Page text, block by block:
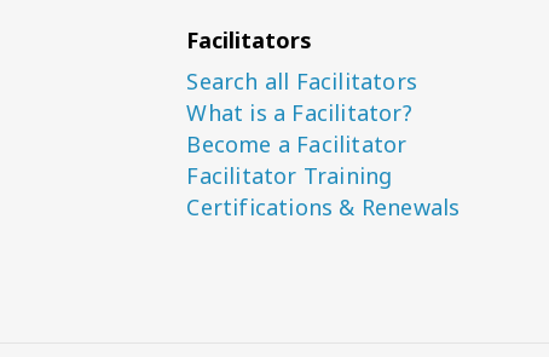
Facilitators
Search all Facilitators
What is a Facilitator?
Become a Facilitator
Facilitator Training
Certifications & Renewals